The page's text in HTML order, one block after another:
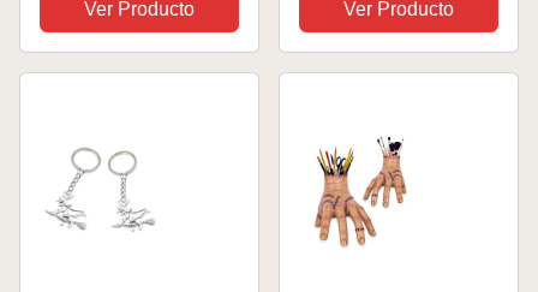
bonito llavero con
colgante de silicona,
Ver Producto
Bolsa Colgante
Llavero de Coche para
Cumpleaños...
Ver Producto